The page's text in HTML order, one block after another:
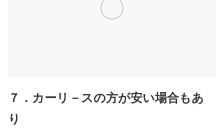
７．カーリ－スの方が安い場合もあ
り